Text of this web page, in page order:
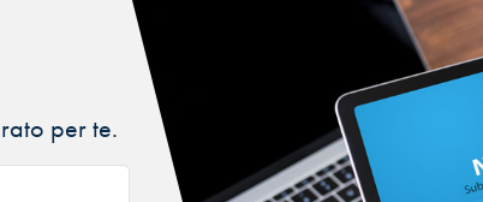
per te.